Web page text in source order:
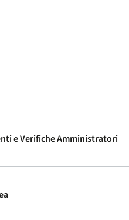
e Verifiche Amministratori